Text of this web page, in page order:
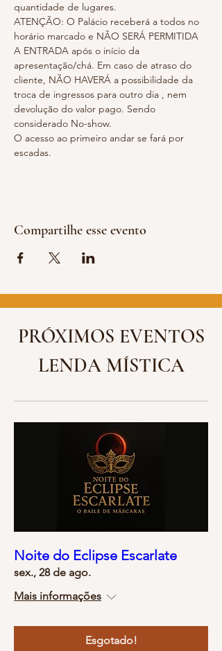
quantidade de lugares.
ATENÇÃO: O Palácio receberá a todos no
horário marcado e NÃO SERÁ PERMITIDA
A ENTRADA após o início da
apresentação/chá. Em caso de atraso do
cliente, NÃO HAVERÁ a possibilidade da
troca de ingressos para outro dia , nem
devolução do valor pago. Sendo
considerado No-show.
O acesso ao primeiro andar se fará por
escadas.
Compartilhe esse evento
PRÓXIMOS EVENTOS
LENDA MÍSTICA
Noite do Eclipse Escarlate
sex., 28 de ago.
Mais informações
Esgotado!